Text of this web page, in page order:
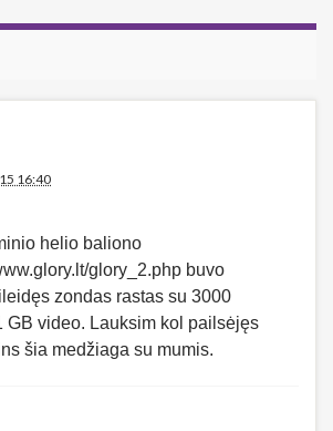
16:40
helio baliono
glory_2.php buvo
zondas rastas su 3000
GB video. Lauksim kol pailsėjęs
šia medžiaga su mumis.